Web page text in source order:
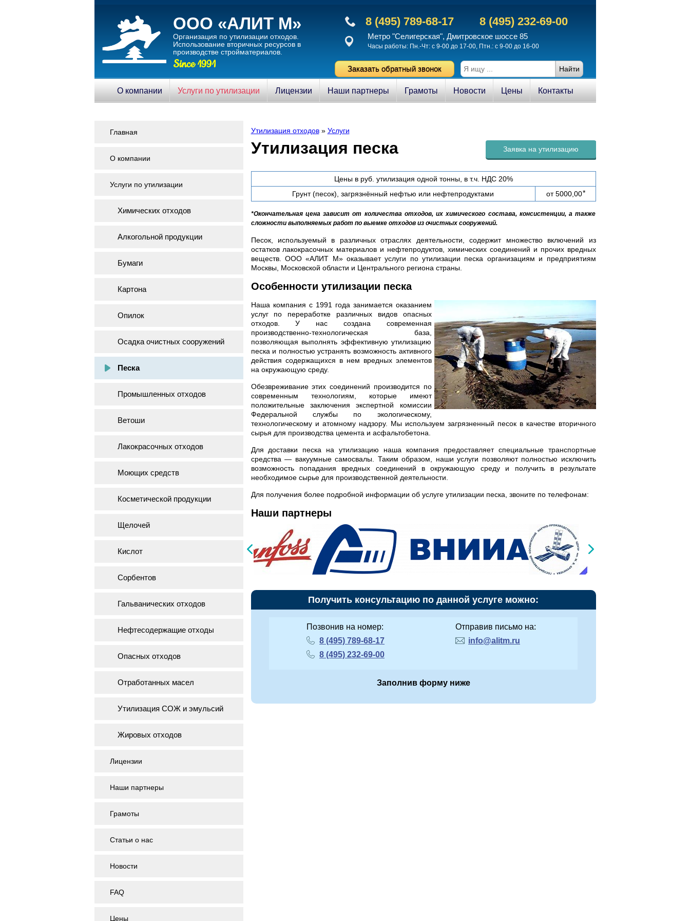
ООО «АЛИТ М»
Организация по утилизации отходов.
Использование вторичныx ресурсов в
производстве стройматериалов.
Since 1991
8 (495) 789-68-17 8 (495) 232-69-00
Метро "Селигерская", Дмитровское шоссе 85
Часы работы: Пн.-Чт: с 9-00 до 17-00, Птн.: с 9-00 до 16-00
Заказать обратный звонок
О компании Услуги по утилизации Лицензии Наши партнеры Грамоты Новости Цены Контакты
Утилизация отходов» Услуги
Заявка на утилизацию
Утилизация песка
Цены в руб. утилизация одной тонны, в т.ч. НДС 20%
Грунт (песок), загрязнённый нефтью или нефтепродуктами
от 5000,00*
*Окончательная цена зависит от количества отходов, их химического состава, консистенции, а также
сложности выполняемых работ по выемке отходов из очистных сооружений.
Песок, используемый в различных отраслях деятельности, содержит множество включений из
остатков лакокрасочных материалов и нефтепродуктов, химических соединений и прочих вредных
веществ. ООО «АЛИТ М» оказывает услуги по утилизации песка организациям и предприятиям
Москвы, Московской области и Центрального региона страны.
Особенности утилизации песка
Наша компания с 1991 года занимается оказанием
услуг по переработке различных видов опасных
отходов. У нас создана современная
производственно-технологическая база,
позволяющая выполнять эффективную утилизацию
песка и полностью устранять возможность активного
действия содержащихся в нем вредных элементов
на окружающую среду.
Обезвреживание этих соединений производится по
современным технологиям, которые имеют
положительные заключения экспертной комиссии
Федеральной службы по экологическому,
технологическому и атомному надзору. Мы используем загрязненный песок в качестве вторичного
сырья для производства цемента и асфальтобетона.
Для доставки песка на утилизацию наша компания предоставляет специальные транспортные
средства — вакуумные самосвалы. Таким образом, наши услуги позволяют полностью исключить
возможность попадания вредных соединений в окружающую среду и получить в результате
необходимое сырье для производственной деятельности.
Для получения более подробной информации об услуге утилизации песка, звоните по телефонам:
Наши партнеры
Получить консультацию по данной услуге можно:
Позвонив на номер:
8 (495) 789-68-17
8 (495) 232-69-00
Отправив письмо на:
info@alitm.ru
Заполнив форму ниже
Главная
О компании
Услуги по утилизации
Химических отходов
Алкогольной продукции
Бумаги
Картона
Опилок
Осадка очистных сооружений
Песка
Промышленных отходов
Ветоши
Лакокрасочных отходов
Моющих средств
Косметической продукции
Щелочей
Кислот
Сорбентов
Гальванических отходов
Нефтесодержащие отходы
Опасных отходов
Отработанных масел
Утилизация СОЖ и эмульсий
Жировых отходов
Лицензии
Наши партнеры
Грамоты
Статьи о нас
Новости
FAQ
Цены